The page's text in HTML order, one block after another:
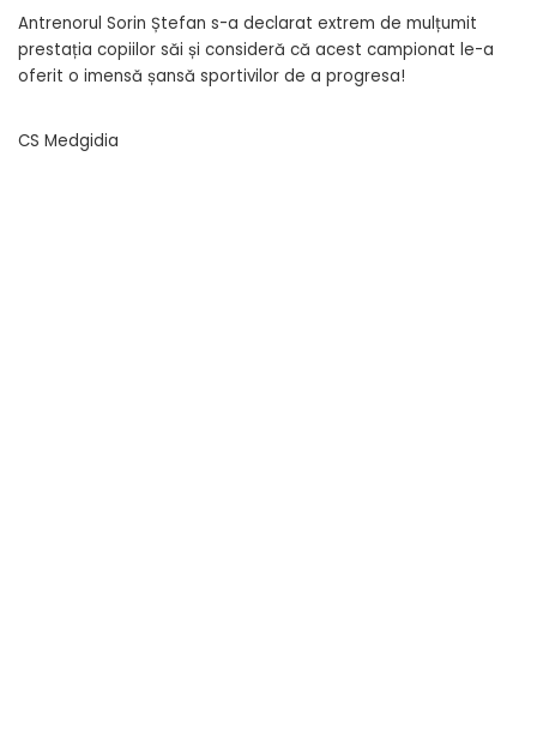
Antrenorul Sorin Ștefan s-a declarat extrem de mulțumit
prestația copiilor săi și consideră că acest campionat le-a
oferit o imensă șansă sportivilor de a progresa!
CS Medgidia